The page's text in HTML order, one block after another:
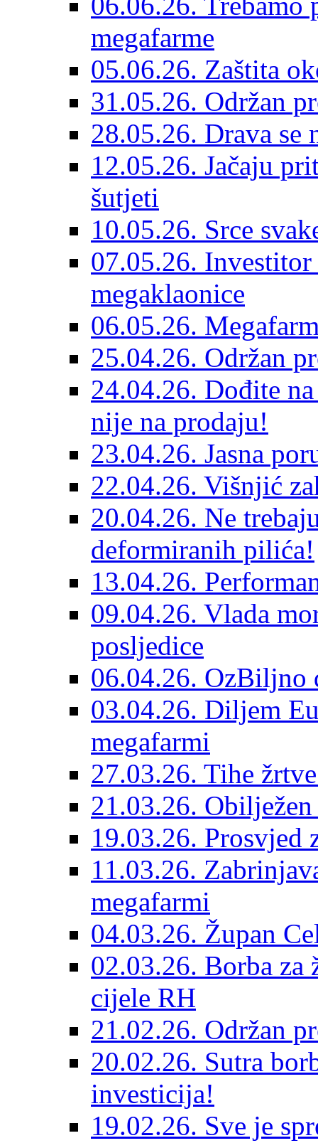
megafarme
05.06.26. Zaštita
31.05.26. Održan
28.05.26. Drava se
12.05.26. Jačaju
šutjeti
10.05.26. Srce
07.05.26.
megaklaonice
06.05.26.
25.04.26. Održan
24.04.26. Dođite
nije na prodaju!
23.04.26. Jasna
22.04.26. Višnjić
20.04.26. Ne
deformiranih pilića!
13.04.26.
09.04.26. Vlada
posljedice
06.04.26. OzBiljno
03.04.26. Diljem
megafarmi
27.03.26. Tihe
21.03.26.
19.03.26. Prosvjed
11.03.26.
megafarmi
04.03.26. Župan
02.03.26. Borba za
cijele RH
21.02.26. Održan
20.02.26. Sutra
investicija!
19.02.26. Sve je